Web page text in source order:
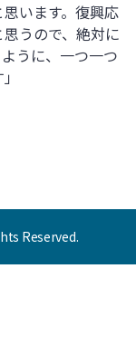
います。復興応
うので、絶対に
うに、一つ一つ
Reserved.